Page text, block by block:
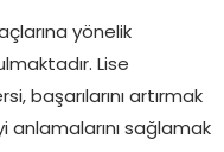
yönelik
Lise
başarılarını artırmak
sağlamak